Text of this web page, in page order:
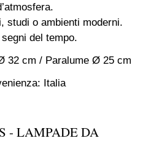
studi o ambienti moderni.
del tempo.
32 cm / Paralume Ø 25 cm
Italia
- LAMPADE DA